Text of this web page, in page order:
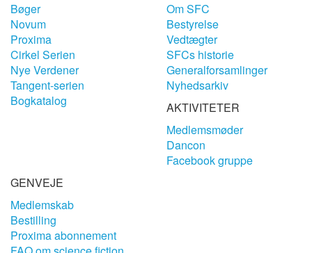
Bøger
Novum
Proxima
Cirkel Serien
Nye Verdener
Tangent-serien
Bogkatalog
Om SFC
Bestyrelse
Vedtægter
SFCs historie
Generalforsamlinger
Nyhedsarkiv
AKTIVITETER
Medlemsmøder
Dancon
Facebook gruppe
GENVEJE
Medlemskab
Bestilling
Proxima abonnement